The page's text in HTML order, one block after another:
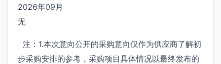
2026年09月
无
注：1.本次意向公开的采购意向仅作为供应商了解初
步采购安排的参考，采购项目具体情况以最终发布的